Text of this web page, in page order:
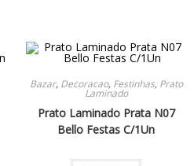
Bazar, Decoracao, Festinhas, Prato
Laminado
Prato Laminado Prata N07
Bello Festas C/1Un